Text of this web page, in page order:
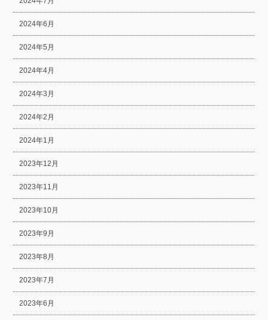
2024年6月
2024年5月
2024年4月
2024年3月
2024年2月
2024年1月
2023年12月
2023年11月
2023年10月
2023年9月
2023年8月
2023年7月
2023年6月